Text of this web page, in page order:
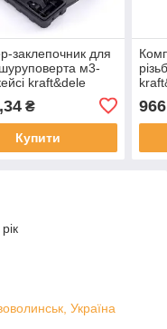
заклепочник для
м3-
kraft&dele
₴
Купити
966
Україна